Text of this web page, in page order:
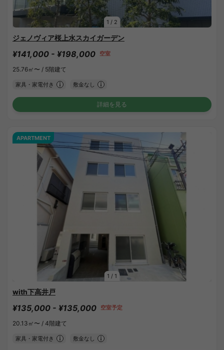
1 / 2
ジェノヴィア桜上水スカイガーデン
¥141,000 - ¥198,000 空室
25.76㎡〜 / 5階建て
家具・家電付き 敷金なし
詳細を見る
1 / 1
APARTMENT
with下高井戸
¥135,000 - ¥135,000 空室予定
20.13㎡〜 / 4階建て
家具・家電付き 敷金なし